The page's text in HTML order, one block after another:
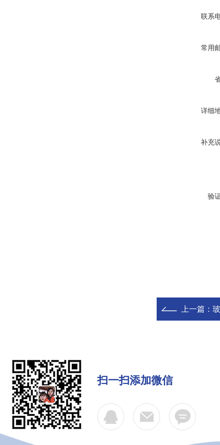
联系
常用
详细
补充
验
上一篇：
扫一扫添加微信